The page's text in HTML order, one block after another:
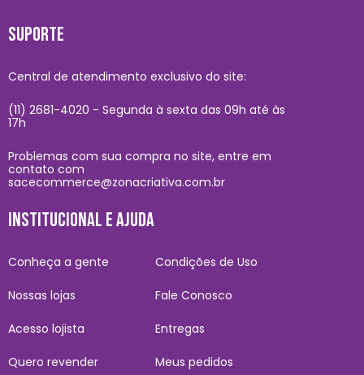
SUPORTE
Central de atendimento exclusivo do site:
(11) 2681-4020 - Segunda à sexta das 09h até às
17h
Problemas com sua compra no site, entre em
contato com
sacecommerce@zonacriativa.com.br
INSTITUCIONAL E AJUDA
Conheça a gente
Nossas lojas
Acesso lojista
Quero revender
Condições de Uso
Fale Conosco
Entregas
Meus pedidos